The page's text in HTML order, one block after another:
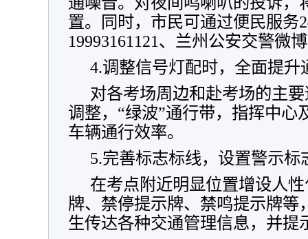
置。同时，市民可通过便民服务
19993161121、兰州公安交警微
4.调整信号灯配时，全面提升
对各考场周边和赴考场的主
调整，“绿波”通行带，指挥中心
车辆通行效率。
5.完善标志标线，设置警示标
在考点附近明显位置增设人
牌、禁停提示牌、禁鸣提示牌等
生传达各种交通管理信息，并提